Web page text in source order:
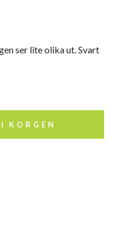
ser lite olika ut. Svart
KORGEN